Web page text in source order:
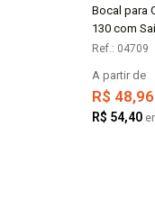
Bocal para
130 com
Ref.: 04709
A partir de
R$ 48,96
R$ 54,40